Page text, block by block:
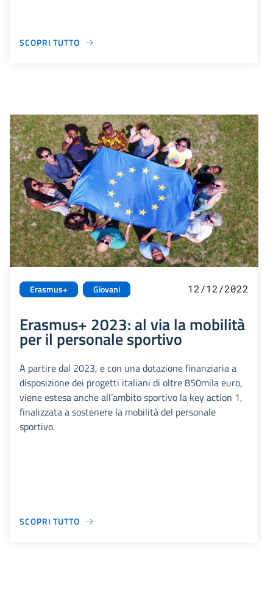
SCOPRI TUTTO
Erasmus+ Giovani 12/12/2022
Erasmus+ 2023: al via la mobilità
per il personale sportivo
A partire dal 2023, e con una dotazione finanziaria a
disposizione dei progetti italiani di oltre 850mila euro,
viene estesa anche all’ambito sportivo la key action 1,
finalizzata a sostenere la mobilità del personale
sportivo.
SCOPRI TUTTO